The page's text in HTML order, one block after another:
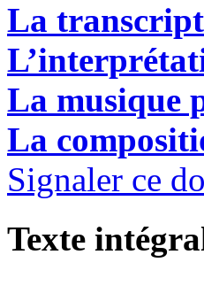
La
La musique
La
Signaler ce
Texte